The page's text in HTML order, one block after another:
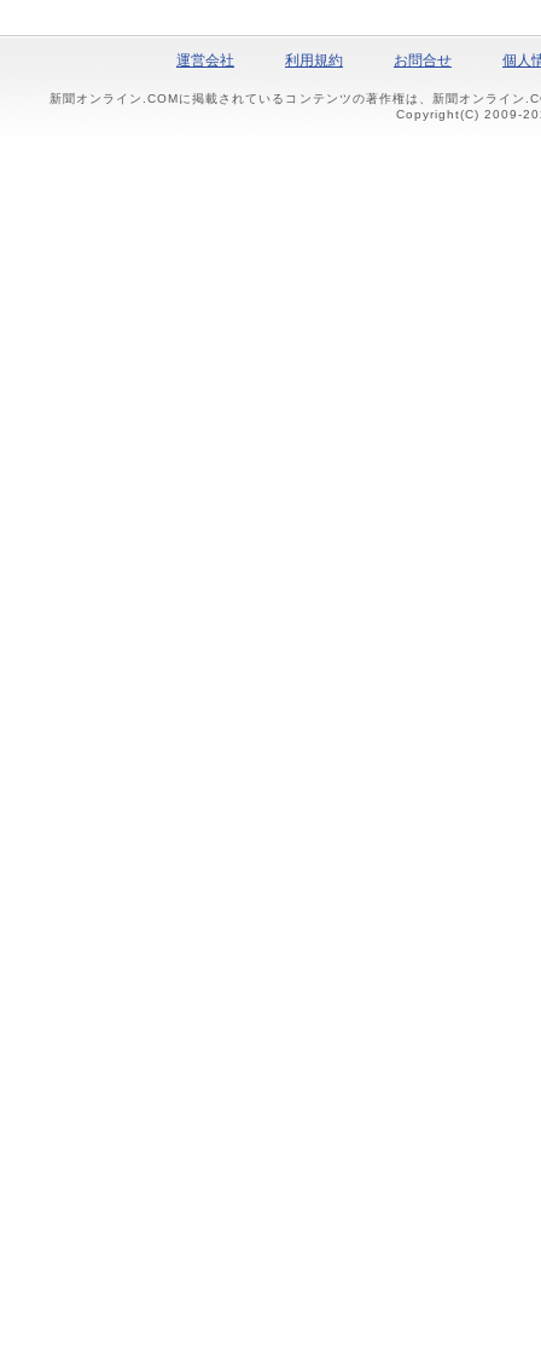
運営会社 利用規約 お問合せ 個人
新聞オンライン.COMに掲載されているコンテンツの著作権は、新聞オンライン
Copyright(C) 2009-